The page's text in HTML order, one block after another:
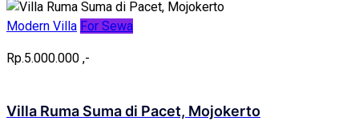
Modern Villa For Sewa
Rp.5.000.000 ,-
Villa Ruma Suma di Pacet, Mojokerto